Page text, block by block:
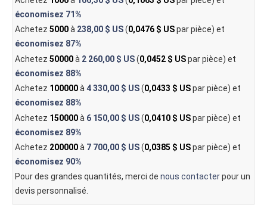
économisez 71%
Achetez 5000à 238,00 $ US(0,0476 $ USpar pièce) et
économisez 87%
Achetez 50000à 2 260,00 $ US(0,0452 $ USpar pièce) et
économisez 88%
Achetez 100000à4 330,00 $ US(0,0433 $ USpar pièce) et
économisez 88%
Achetez 150000à 6 150,00 $ US(0,0410 $ USpar pièce) et
économisez 89%
Achetez 200000à 7 700,00 $ US(0,0385 $ USpar pièce) et
économisez 90%
Pour des grandes quantités, merci de nous contacterpour un
devis personnalisé.